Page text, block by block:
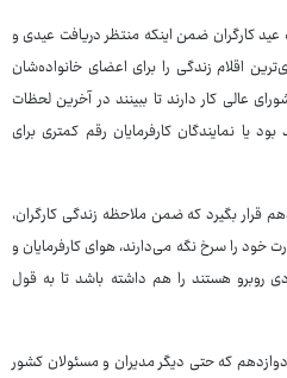
کارگران ضمن اینکه منتظر دریافت عیدی و
اقلام زندگی را برای اعضای خانواده‌شان
عالی کار دارند تا ببینند در آخرین لحظات
یا نمایندگان کارفرمایان رقم کمتری برای
قرار بگیرد که ضمن ملاحظه زندگی کارگران،
خود را سرخ نگه می‌دارند، هوای کارفرمایان و
روبرو هستند را هم داشته باشد تا به قول
که حتی دیگر مدیران و مسئولان کشور